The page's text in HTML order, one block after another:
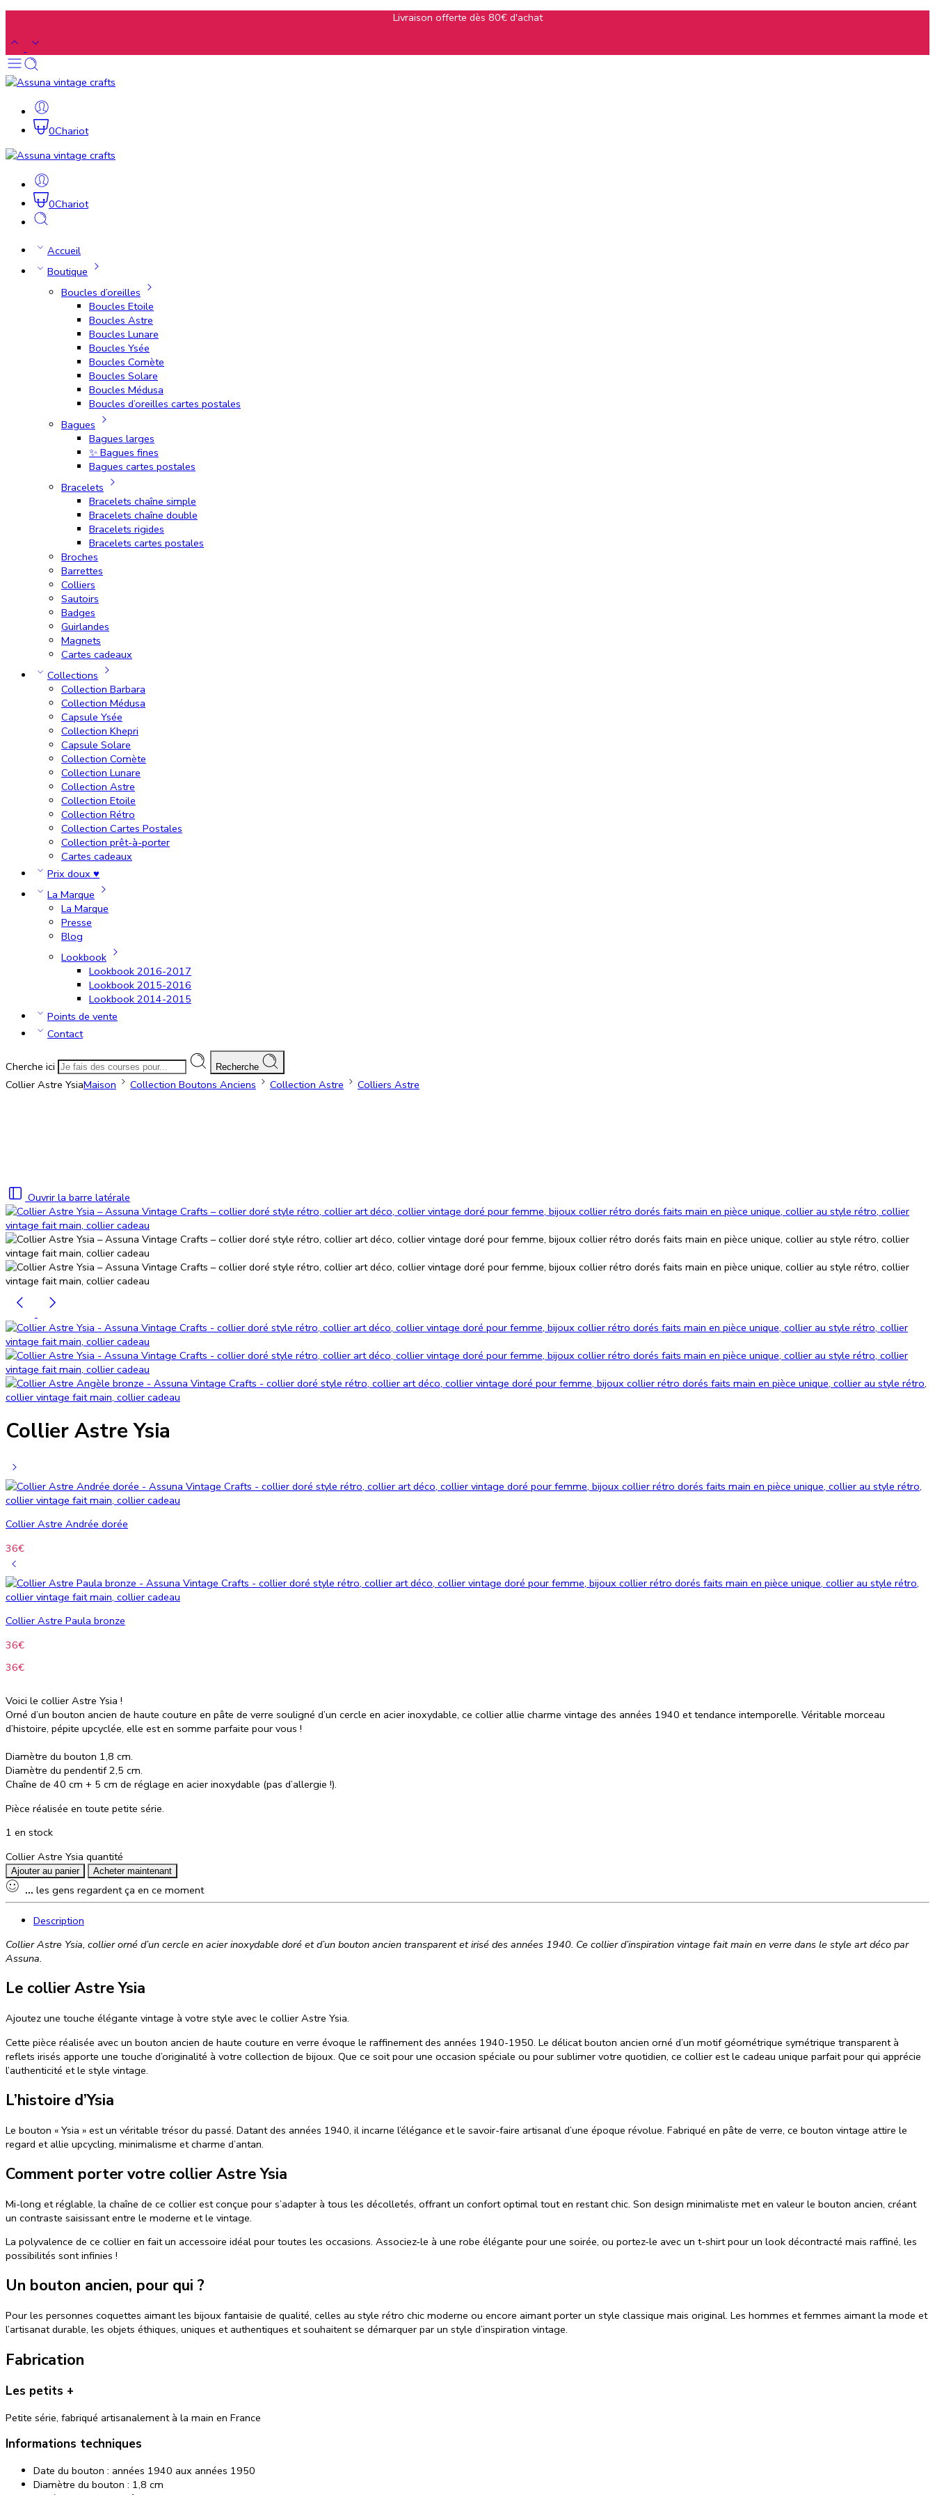
Livraison offerte dès 80€ d'achat
0Chariot
0Chariot
Accueil
Boutique
Boucles d’oreilles
Boucles Etoile
Boucles Astre
Boucles Lunare
Boucles Ysée
Boucles Comète
Boucles Solare
Boucles Médusa
Boucles d’oreilles cartes postales
Bagues
Bagues larges
✨ Bagues fines
Bagues cartes postales
Bracelets
Bracelets chaîne simple
Bracelets chaîne double
Bracelets rigides
Bracelets cartes postales
Broches
Barrettes
Colliers
Sautoirs
Badges
Guirlandes
Magnets
Cartes cadeaux
Collections
Collection Barbara
Collection Médusa
Capsule Ysée
Collection Khepri
Capsule Solare
Collection Comète
Collection Lunare
Collection Astre
Collection Etoile
Collection Rétro
Collection Cartes Postales
Collection prêt-à-porter
Cartes cadeaux
Prix doux ♥
La Marque
La Marque
Presse
Blog
Lookbook
Lookbook 2016-2017
Lookbook 2015-2016
Lookbook 2014-2015
Points de vente
Contact
Cherche ici Recherche
Collier Astre YsiaMaison Collection Boutons Anciens Collection Astre Colliers Astre
Ouvrir la barre latérale
Collier Astre Ysia
Collier Astre Andrée dorée
36€
Collier Astre Paula bronze
36€
36€
Voici le collier Astre Ysia !
Orné d’un bouton ancien de haute couture en pâte de verre souligné d’un cercle en acier inoxydable, ce collier allie charme vintage des années 1940 et tendance intemporelle. Véritable morceau
d’histoire, pépite upcyclée, elle est en somme parfaite pour vous !
Diamètre du bouton 1,8 cm.
Diamètre du pendentif 2,5 cm.
Chaîne de 40 cm + 5 cm de réglage en acier inoxydable (pas d’allergie !).
Pièce réalisée en toute petite série.
1 en stock
Collier Astre Ysia quantité
Ajouter au panier Acheter maintenant
... les gens regardent ça en ce moment
Description
Collier Astre Ysia, collier orné d’un cercle en acier inoxydable doré et d’un bouton ancien transparent et irisé des années 1940. Ce collier d’inspiration vintage fait main en verre dans le style art déco par
Assuna.
Le collier Astre Ysia
Ajoutez une touche élégante vintage à votre style avec le collier Astre Ysia.
Cette pièce réalisée avec un bouton ancien de haute couture en verre évoque le raffinement des années 1940-1950. Le délicat bouton ancien orné d’un motif géométrique symétrique transparent à
reflets irisés apporte une touche d’originalité à votre collection de bijoux. Que ce soit pour une occasion spéciale ou pour sublimer votre quotidien, ce collier est le cadeau unique parfait pour qui apprécie
l’authenticité et le style vintage.
L’histoire d’Ysia
Le bouton « Ysia » est un véritable trésor du passé. Datant des années 1940, il incarne l’élégance et le savoir-faire artisanal d’une époque révolue. Fabriqué en pâte de verre, ce bouton vintage attire le
regard et allie upcycling, minimalisme et charme d’antan.
Comment porter votre collier Astre Ysia
Mi-long et réglable, la chaîne de ce collier est conçue pour s’adapter à tous les décolletés, offrant un confort optimal tout en restant chic. Son design minimaliste met en valeur le bouton ancien, créant
un contraste saisissant entre le moderne et le vintage.
La polyvalence de ce collier en fait un accessoire idéal pour toutes les occasions. Associez-le à une robe élégante pour une soirée, ou portez-le avec un t-shirt pour un look décontracté mais raffiné, les
possibilités sont infinies !
Un bouton ancien, pour qui ?
Pour les personnes coquettes aimant les bijoux fantaisie de qualité, celles au style rétro chic moderne ou encore aimant porter un style classique mais original. Les hommes et femmes aimant la mode et
l’artisanat durable, les objets éthiques, uniques et authentiques et souhaitent se démarquer par un style d’inspiration vintage.
Fabrication
Les petits +
Petite série, fabriqué artisanalement à la main en France
Informations techniques
Date du bouton : années 1940 aux années 1950
Diamètre du bouton : 1,8 cm